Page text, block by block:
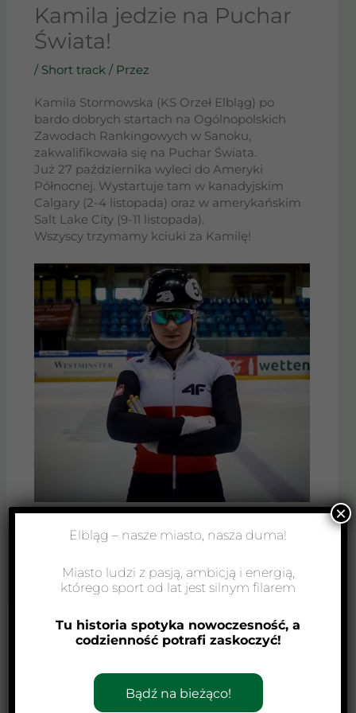
Kamila jedzie na Puchar
Świata!
/ Short track / Przez
Kamila Stormowska (KS Orzeł Elbląg) po
bardo dobrych startach na Ogólnopolskich
Zawodach Rankingowych w Sanoku,
zakwalifikowała się na Puchar Świata.
Już 27 października wyleci do Ameryki
Północnej. Wystartuje tam w kanadyjskim
Calgary (2-4 listopada) oraz w amerykańskim
Salt Lake City (9-11 listopada).
Wszyscy trzymamy kciuki za Kamilę!
Zobacz również
Elbląg – nasze miasto, nasza duma!
Miasto ludzi z pasją, ambicją i energią,
którego sport od lat jest silnym filarem
Tu historia spotyka nowoczesność, a
codzienność potrafi zaskoczyć!
Bądź na bieżąco!
×